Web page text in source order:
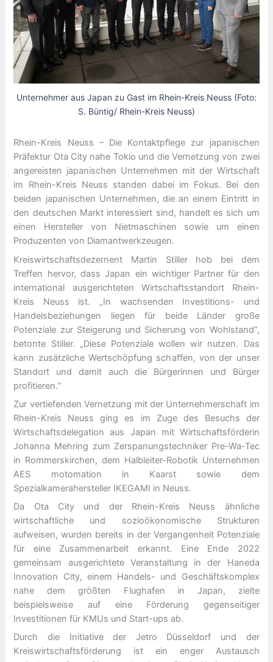
Unternehmer aus Japan zu Gast im Rhein-Kreis Neuss (Foto:
S. Büntig/ Rhein-Kreis Neuss)
Rhein-Kreis Neuss – Die Kontaktpflege zur japanischen
Präfektur Ota City nahe Tokio und die Vernetzung von zwei
angereisten japanischen Unternehmen mit der Wirtschaft
im Rhein-Kreis Neuss standen dabei im Fokus. Bei den
beiden japanischen Unternehmen, die an einem Eintritt in
den deutschen Markt interessiert sind, handelt es sich um
einen Hersteller von Nietmaschinen sowie um einen
Produzenten von Diamantwerkzeugen.
Kreiswirtschaftsdezernent Martin Stiller hob bei dem
Treffen hervor, dass Japan ein wichtiger Partner für den
international ausgerichteten Wirtschaftsstandort Rhein-
Kreis Neuss ist. „In wachsenden Investitions- und
Handelsbeziehungen liegen für beide Länder große
Potenziale zur Steigerung und Sicherung von Wohlstand“,
betonte Stiller. „Diese Potenziale wollen wir nutzen. Das
kann zusätzliche Wertschöpfung schaffen, von der unser
Standort und damit auch die Bürgerinnen und Bürger
profitieren.“
Zur vertiefenden Vernetzung mit der Unternehmerschaft im
Rhein-Kreis Neuss ging es im Zuge des Besuchs der
Wirtschaftsdelegation aus Japan mit Wirtschaftsförderin
Johanna Mehring zum Zerspanungstechniker Pre-Wa-Tec
in Rommerskirchen, dem Halbleiter-Robotik Unternehmen
AES motomation in Kaarst sowie dem
Spezialkamerahersteller IKEGAMI in Neuss.
Da Ota City und der Rhein-Kreis Neuss ähnliche
wirtschaftliche und sozioökonomische Strukturen
aufweisen, wurden bereits in der Vergangenheit Potenziale
für eine Zusammenarbeit erkannt. Eine Ende 2022
gemeinsam ausgerichtete Veranstaltung in der Haneda
Innovation City, einem Handels- und Geschäftskomplex
nahe dem größten Flughafen in Japan, zielte
beispielsweise auf eine Förderung gegenseitiger
Investitionen für KMUs und Start-ups ab.
Durch die Initiative der Jetro Düsseldorf und der
Kreiswirtschaftsförderung ist ein enger Austausch